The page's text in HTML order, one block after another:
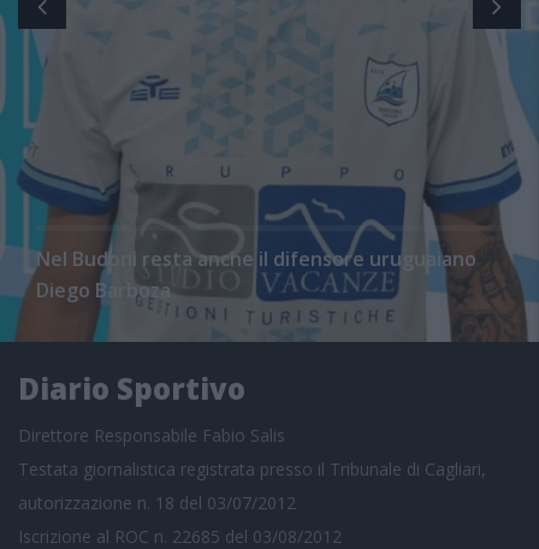
Nel Budoni resta anche il difensore uruguaiano
Diego Barboza
Diario Sportivo
Direttore Responsabile Fabio Salis
Testata giornalistica registrata presso il Tribunale di Cagliari,
autorizzazione n. 18 del 03/07/2012
Iscrizione al ROC n. 22685 del 03/08/2012